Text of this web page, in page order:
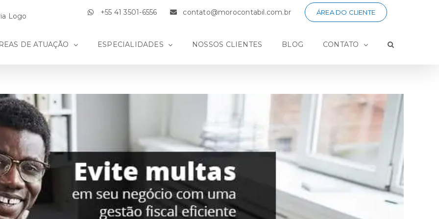
+55 41 3501-6556 contato@morocontabil.com.br ÁREA DO CLIENTE
DE ATUAÇÃO ESPECIALIDADES NOSSOS CLIENTES BLOG CONTATO